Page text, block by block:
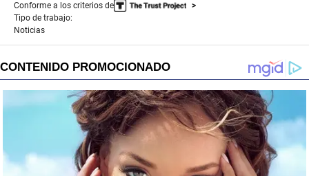
Conforme a los criterios de
Tipo de trabajo:
Noticias